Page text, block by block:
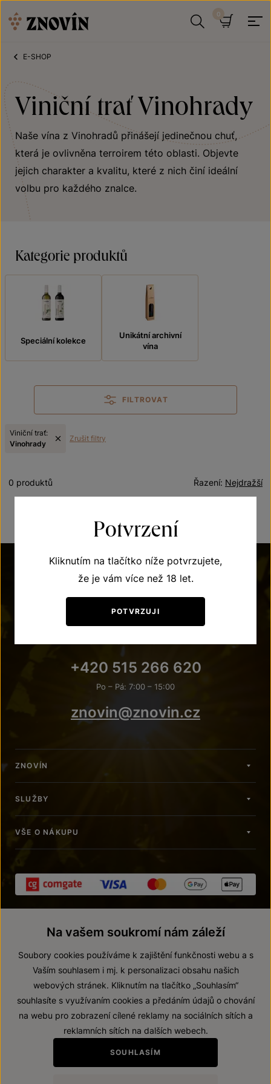
E-SHOP
Viniční trať Vinohrady
Naše vína z Vinohradů přinášejí jedinečnou chuť,
která je ovlivněna terroirem této oblasti. Objevte
jejich charakter a kvalitu, které z nich činí ideální
volbu pro každého znalce.
Kategorie produktů
Speciální kolekce
Unikátní archivní
vína
FILTROVAT
Viniční trať:
Vinohrady
Zrušit filtry
Nejdražší
Řazení:
0 produktů
+420 515 266 620
Po – Pá: 7:00 – 15:00
znovin@znovin.cz
ZNOVÍN
SLUŽBY
VŠE O NÁKUPU
© 2026 ZNOVÍN ZNOJMO, a. s.
Prohlášení o přístupnosti
Zákaz prodeje alkoholických nápojů osobám mladším 18 let.
Potvrzení
Kliknutím na tlačítko níže potvrzujete,
že je vám více než 18 let.
POTVRZUJI
Na vašem soukromí nám záleží
Soubory cookies používáme k zajištění funkčnosti webu a s
Vaším souhlasem i mj. k personalizaci obsahu našich
webových stránek. Kliknutím na tlačítko „Souhlasím“
souhlasíte s využívaním cookies a předáním údajů o chování
na webu pro zobrazení cílené reklamy na sociálních sítích a
reklamních sítích na dalších webech.
SOUHLASÍM